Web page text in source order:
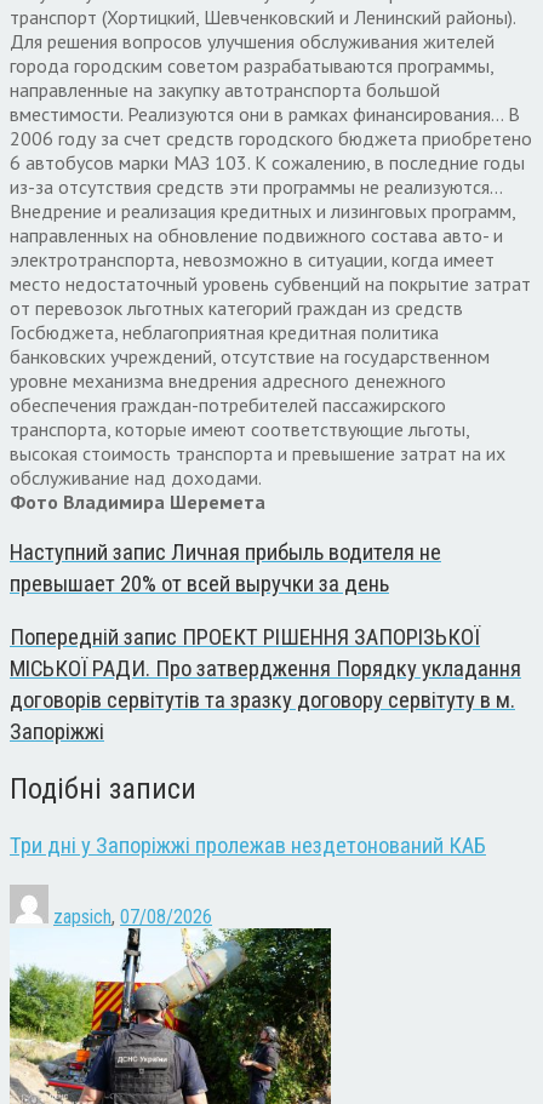
транспорт (Хортицкий, Шевченковский и Ленинский районы).
Для решения вопросов улучшения обслуживания жителей
города городским советом разрабатываются программы,
направленные на закупку автотранспорта большой
вместимости. Реализуются они в рамках финансирования… В
2006 году за счет средств городского бюджета приобретено
6 автобусов марки МАЗ 103. К сожалению, в последние годы
из-за отсутствия средств эти программы не реализуются…
Внедрение и реализация кредитных и лизинговых программ,
направленных на обновление подвижного состава авто- и
электротранспорта, невозможно в ситуации, когда имеет
место недостаточный уровень субвенций на покрытие затрат
от перевозок льготных категорий граждан из средств
Госбюджета, неблагоприятная кредитная политика
банковских учреждений, отсутствие на государственном
уровне механизма внедрения адресного денежного
обеспечения граждан-потребителей пассажирского
транспорта, которые имеют соответствующие льготы,
высокая стоимость транспорта и превышение затрат на их
обслуживание над доходами.
Фото Владимира Шеремета
Наступний запис Личная прибыль водителя не
превышает 20% от всей выручки за день
Попередній запис ПРОЕКТ РІШЕННЯ ЗАПОРІЗЬКОЇ
МІСЬКОЇ РАДИ. Про затвердження Порядку укладання
договорів сервітутів та зразку договору сервітуту в м.
Запоріжжі
Подібні записи
Три дні у Запоріжжі пролежав нездетонований КАБ
zapsich, 07/08/2026